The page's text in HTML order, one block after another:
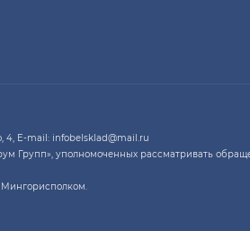
4, E-mail: infobelsklad@mail.ru
Групп», уполномоченных рассматривать
Мингорисполком.